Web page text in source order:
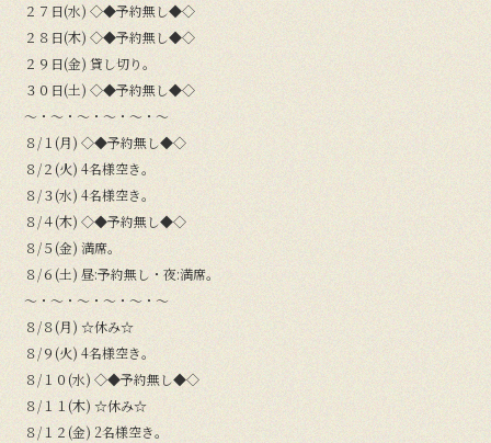
２７日(水) ◇◆予約無し◆◇
２８日(木) ◇◆予約無し◆◇
２９日(金) 貸し切り。
３０日(土) ◇◆予約無し◆◇
〜・〜・〜・〜・〜・〜
８/１(月) ◇◆予約無し◆◇
８/２(火) 4名様空き。
８/３(水) 4名様空き。
８/４(木) ◇◆予約無し◆◇
８/５(金) 満席。
８/６(土) 昼:予約無し・夜:満席。
〜・〜・〜・〜・〜・〜
８/８(月) ☆休み☆
８/９(火) 4名様空き。
８/１０(水) ◇◆予約無し◆◇
８/１１(木) ☆休み☆
８/１２(金) 2名様空き。